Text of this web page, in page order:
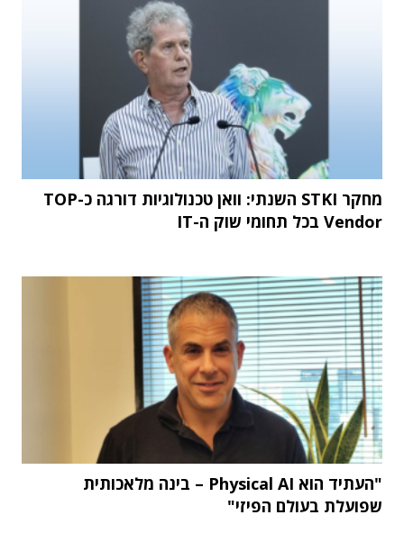
מחקר STKI השנתי: וואן טכנולוגיות דורגה כ-TOP
Vendor בכל תחומי שוק ה-IT
"העתיד הוא Physical AI – בינה מלאכותית
שפועלת בעולם הפיזי"